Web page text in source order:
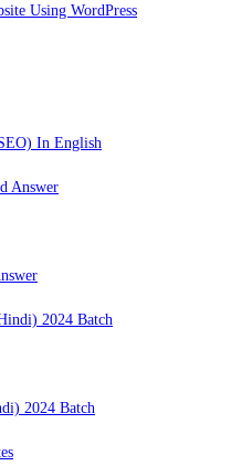
Using WordPress
In English
2024 Batch